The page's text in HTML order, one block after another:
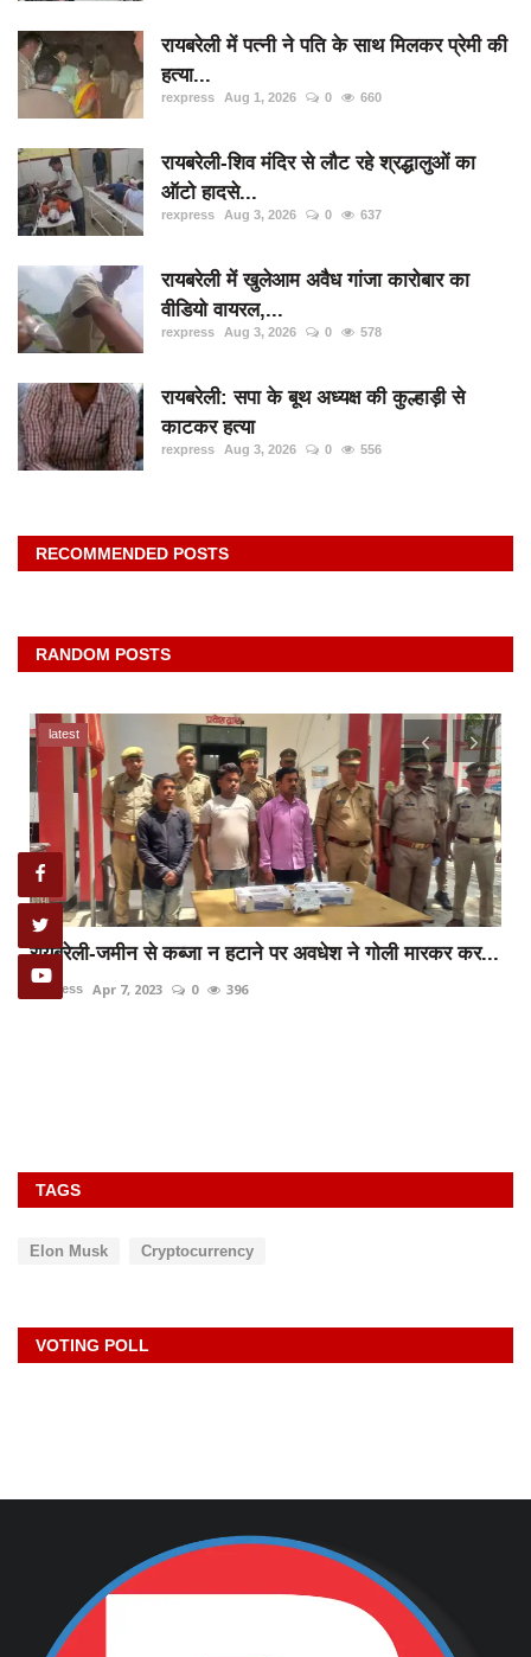
रायबरेली में पत्नी ने पति के साथ मिलकर प्रेमी की
हत्या...
rexpress Aug 1, 2026 0 660
रायबरेली-शिव मंदिर से लौट रहे श्रद्धालुओं का
ऑटो हादसे...
rexpress Aug 3, 2026 0 637
रायबरेली में खुलेआम अवैध गांजा कारोबार का
वीडियो वायरल,...
rexpress Aug 3, 2026 0 578
रायबरेली: सपा के बूथ अध्यक्ष की कुल्हाड़ी से
काटकर हत्या
rexpress Aug 3, 2026 0 556
RECOMMENDED POSTS
RANDOM POSTS
latest
रायबरेली-जमीन से कब्जा न हटाने पर अवधेश ने गोली मारकर कर...
rexpress Apr 7, 2023 0 396
TAGS
Elon Musk Cryptocurrency
VOTING POLL